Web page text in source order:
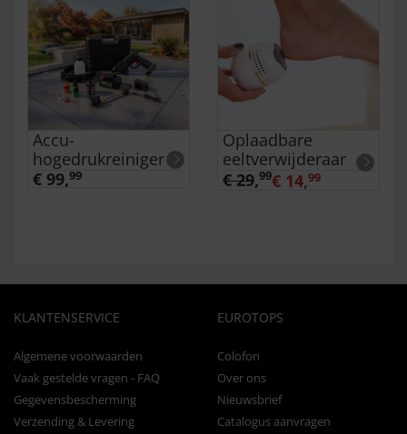
Accu-
hogedrukreiniger
€ 99,99
Oplaadbare
eeltverwijderaar
€ 29,99€ 14,99
KLANTENSERVICE
Algemene voorwaarden
Vaak gestelde vragen - FAQ
Gegevensbescherming
Verzending & Levering
EUROTOPS
Colofon
Over ons
Nieuwsbrief
Catalogus aanvragen